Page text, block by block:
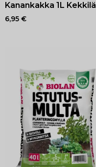
Kanankakka 1L Kekkilä
6,95 €